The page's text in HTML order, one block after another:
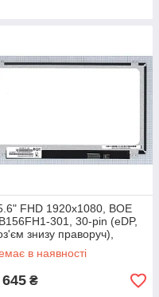
FHD 1920х1080, BOE
301, 30-pin (eDP,
знизу праворуч),
slim (360мм)
в наявності
₴